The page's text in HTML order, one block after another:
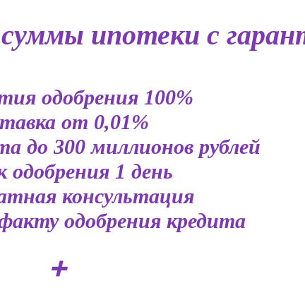
ипотеки с
одобрения 100%
от 0,01%
до 300 миллионов рублей
одобрения 1 день
консультация
одобрения кредита
➕